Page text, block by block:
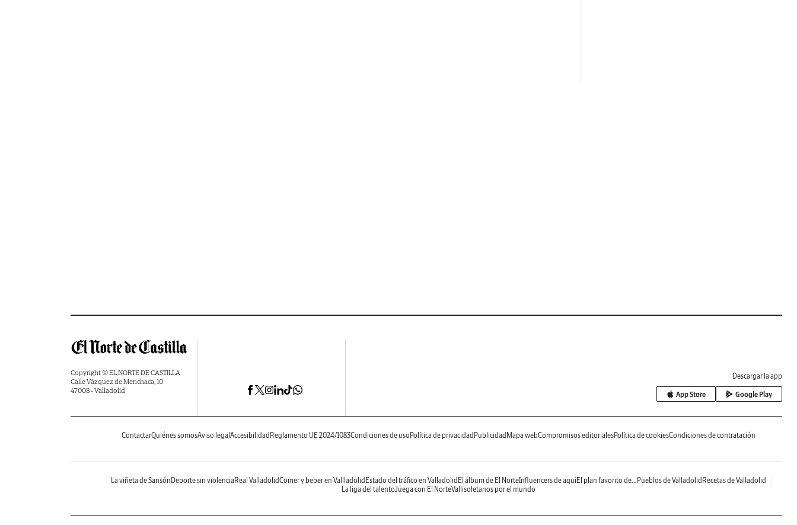
Copyright © EL NORTE DE CASTILLA
Calle Vázquez de Menchaca, 10
47008 - Valladolid
Descargar la app
App Store Google Play
ContactarQuiénes somosAviso legal Accesibilidad Reglamento UE 2024/1083Condiciones de uso Política de privacidad Publicidad Mapa webCompromisos editorialesPolítica de cookiesCondiciones de contratación
La viñeta de Sansón Deporte sin violencia Real ValladolidComer y beber en Vallladolid Estado del tráfico en Valladolid El álbum de El NorteInfluencers de aquíEl plan favorito de... Pueblos de Valladolid Recetas de Valladolid
La liga del talentoJuega con El NorteVallisoletanos por el mundo